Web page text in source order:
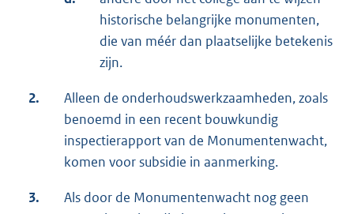
historische belangrijke monumenten,
die van méér dan plaatselijke betekenis
zijn.
2.
Alleen de onderhoudswerkzaamheden, zoals
benoemd in een recent bouwkundig
inspectierapport van de Monumentenwacht,
komen voor subsidie in aanmerking.
3.
Als door de Monumentenwacht nog geen